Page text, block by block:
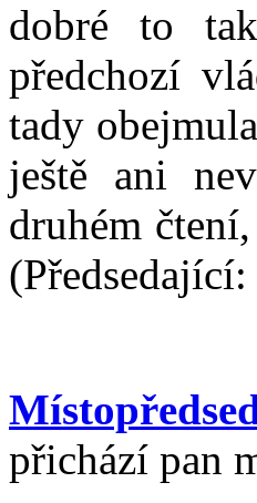
dobré to
předchozí
tady
ještě ani
druhém
přichází pan